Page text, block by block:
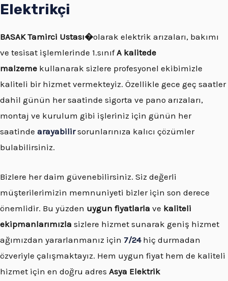
Elektrikçi
BASAK Tamirci Ustası�olarak elektrik arızaları, bakımı
ve tesisat işlemlerinde 1.sınıfA kalitede
malzeme kullanarak sizlere profesyonel ekibimizle
kaliteli bir hizmet vermekteyiz. Özellikle gece geç saatler
dahil günün her saatinde sigorta ve pano arızaları,
montaj ve kurulum gibi işleriniz için günün her
saatinde arayabilirsorunlarınıza kalıcı çözümler
bulabilirsiniz.
Bizlere her daim güvenebilirsiniz. Siz değerli
müşterilerimizin memnuniyeti bizler için son derece
önemlidir. Bu yüzden uygun fiyatlarla ve kaliteli
ekipmanlarımızla sizlere hizmet sunarak geniş hizmet
ağımızdan yararlanmanız için 7/24hiç durmadan
özveriyle çalışmaktayız. Hem uygun fiyat hem de kaliteli
hizmet için en doğru adres Asya Elektrik